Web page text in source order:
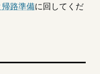
路準備に回してくだ